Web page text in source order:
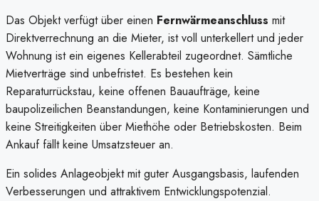
Das Objekt verfügt über einen Fernwärmeanschluss mit
Direktverrechnung an die Mieter, ist voll unterkellert und jeder
Wohnung ist ein eigenes Kellerabteil zugeordnet. Sämtliche
Mietverträge sind unbefristet. Es bestehen kein
Reparaturrückstau, keine offenen Bauaufträge, keine
baupolizeilichen Beanstandungen, keine Kontaminierungen und
keine Streitigkeiten über Miethöhe oder Betriebskosten. Beim
Ankauf fällt keine Umsatzsteuer an.
Ein solides Anlageobjekt mit guter Ausgangsbasis, laufenden
Verbesserungen und attraktivem Entwicklungspotenzial.